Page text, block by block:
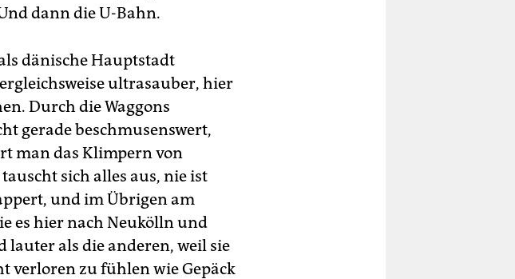
dann die U-Bahn.
dänische Hauptstadt
ultrasauber, hier
Durch die Waggons
gerade beschmusenswert,
man das Klimpern von
sich alles aus, nie ist
und im Übrigen am
es hier nach Neukölln und
lauter als die anderen, weil sie
verloren zu fühlen wie Gepäck